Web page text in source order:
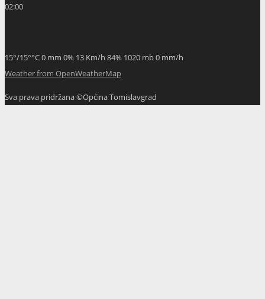
02:00
15°/15°°C0 mm 0% 13 Km/h 84% 1020 mb0 mm/h
Weather from OpenWeatherMap
Sva prava pridržana ©Općina Tomislavgrad